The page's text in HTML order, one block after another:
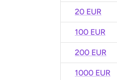
20 EUR
100 EUR
200 EUR
1000 EUR